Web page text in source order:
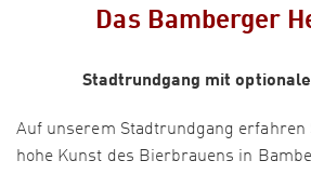
Das Bamberger
Stadtrundgang mit
Auf unserem Stadtrundgang erfahren
hohe Kunst des Bierbrauens in